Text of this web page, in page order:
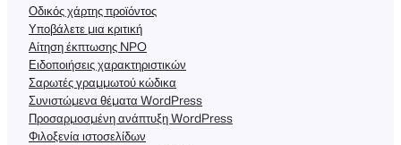
Οδικός χάρτης προϊόντος
Υποβάλετε μια κριτική
Αίτηση έκπτωσης NPO
Ειδοποιήσεις χαρακτηριστικών
Σαρωτές γραμμωτού κώδικα
Συνιστώμενα θέματα WordPress
Προσαρμοσμένη ανάπτυξη WordPress
Φιλοξενία ιστοσελίδων